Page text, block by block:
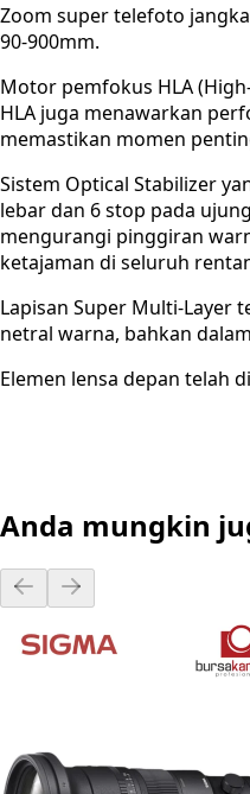
Zoom super telefoto
90-900mm.
Motor pemfokus HLA
HLA juga menawarkan
memastikan momen
Sistem Optical Stabilizer
lebar dan 6 stop pada
mengurangi pinggiran
ketajaman di seluruh
Lapisan Super Multi-Layer
netral warna, bahkan
Elemen lensa depan telah
Anda mungkin